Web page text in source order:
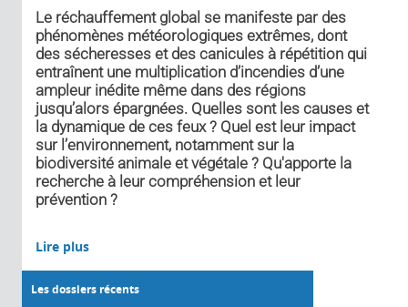
Le réchauffement global se manifeste par des
phénomènes météorologiques extrêmes, dont
des sécheresses et des canicules à répétition qui
entraînent une multiplication d’incendies d’une
ampleur inédite même dans des régions
jusqu’alors épargnées. Quelles sont les causes et
la dynamique de ces feux ? Quel est leur impact
sur l’environnement, notamment sur la
biodiversité animale et végétale ? Qu'apporte la
recherche à leur compréhension et leur
prévention ?
Lire plus
Les dossiers récents